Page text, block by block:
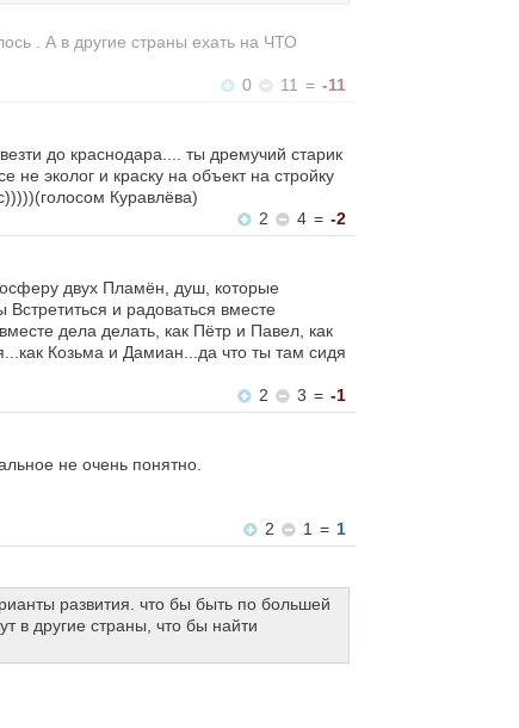
. А в другие страны ехать на ЧТО
0
11 = -11
до краснодара.... ты дремучий старик
эколог и краску на объект на стройку
Куравлёва)
2
4 = -2
двух Пламён, душ, которые
и радоваться вместе
дела делать, как Пётр и Павел, как
Козьма и Дамиан...да что ты там сидя
2
3 = -1
не очень понятно.
2
1 = 1
развития. что бы быть по большей
в другие страны, что бы найти